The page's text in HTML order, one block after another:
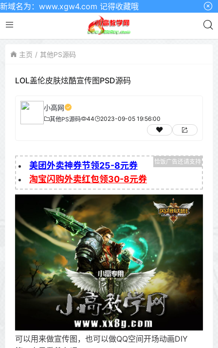
名为：www.xgw4.com 记得收藏哦
主页 其他PS源码
LOL盖伦皮肤炫酷宣传图PSD源码
小高网
其他PS源码 44 2023-09-05 19:56:00
美团外卖神券节领25-8元券
淘宝闪购外卖红包领30-8元券
可以用来做宣传图，也可以做QQ空间开场动画DIY